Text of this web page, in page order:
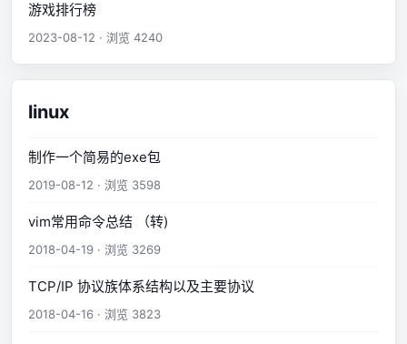
游戏排行榜
2023-08-12 · 浏览 4240
linux
制作一个简易的exe包
2019-08-12 · 浏览 3598
vim常用命令总结 （转)
2018-04-19 · 浏览 3269
TCP/IP 协议族体系结构以及主要协议
2018-04-16 · 浏览 3823